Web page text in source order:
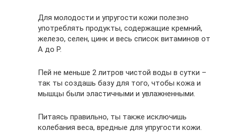
Для молодости и упругости кожи полезно
употреблять продукты, содержащие кремний,
железо, селен, цинк и весь список витаминов от
A до P.
Пей не меньше 2 литров чистой воды в сутки –
так ты создашь базу для того, чтобы кожа и
мышцы были эластичными и увлажненными.
Питаясь правильно, ты также исключишь
колебания веса, вредные для упругости кожи.